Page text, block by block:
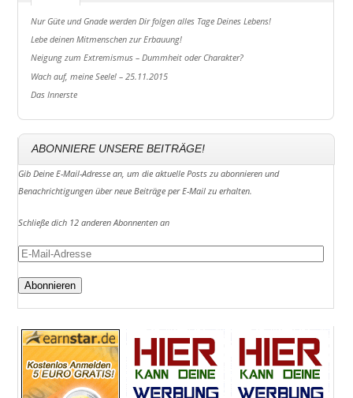
Nur Güte und Gnade werden Dir folgen alles Tage Deines Lebens!
Lebe deinen Mitmenschen zur Erbauung!
Neigung zum Extremismus – Dummheit oder Charakter?
Wach auf, meine Seele! – 25.11.2015
Das Innerste
ABONNIERE UNSERE BEITRÄGE!
Gib Deine E-Mail-Adresse an, um die aktuelle Posts zu abonnieren und
Benachrichtigungen über neue Beiträge per E-Mail zu erhalten.
Schließe dich 12 anderen Abonnenten an
E-
Adresse